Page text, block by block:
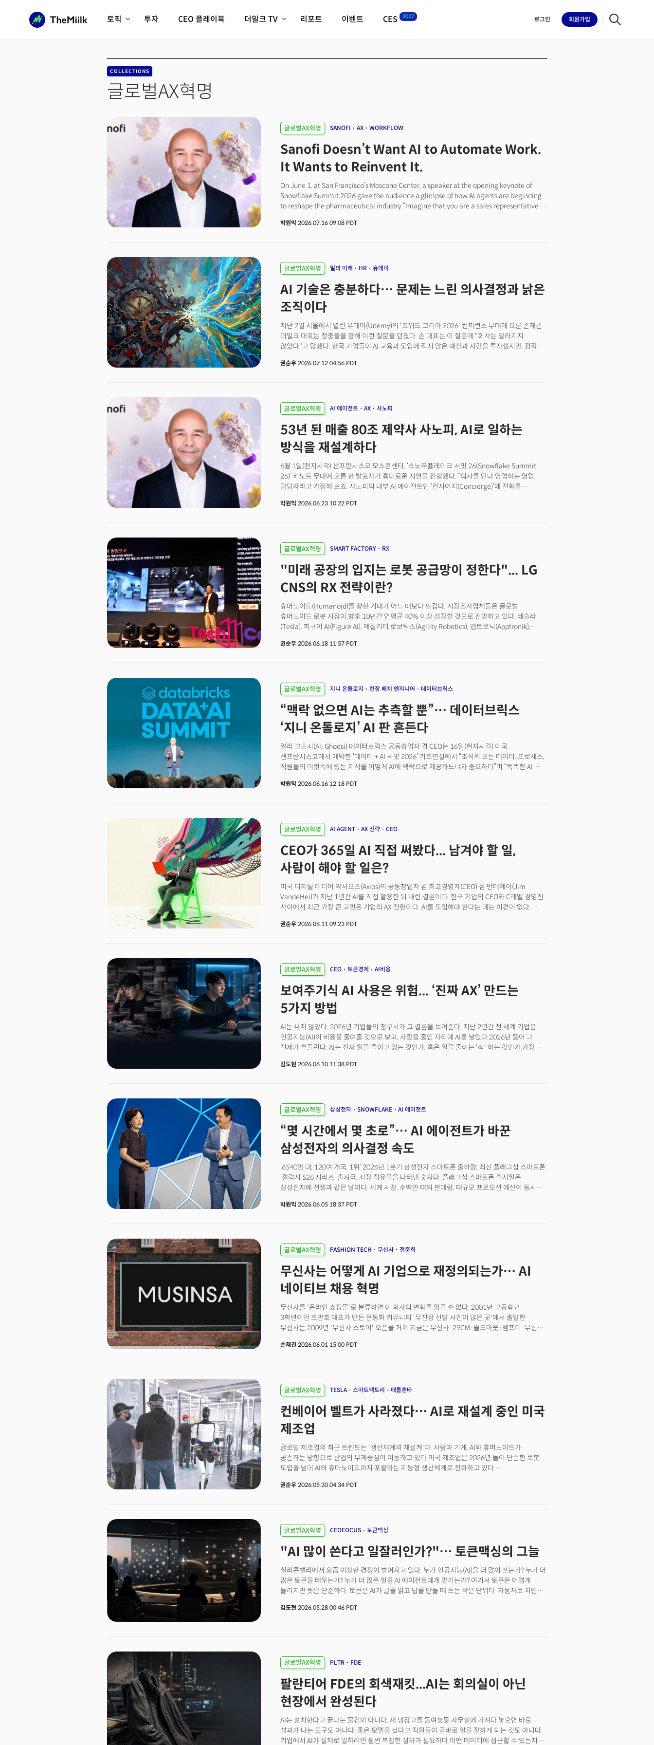
토픽
피지컬AI/로봇
AX비즈니스혁명
디지털자산
미래 교육/직업
전체 기사 보기
투자 CEO 플레이북 더밀크 TV
더밀크 아카데미
더웨이브/트렌드쇼
밸리토크
리포트 이벤트 CES 2027 로그인 회원가입
COLLECTIONS
글로벌AX혁명
글로벌AX혁명 SANOFI AX WORKFLOW
Sanofi Doesn’t Want AI to Automate Work.
It Wants to Reinvent It.
On June 1, at San Francisco’s Moscone Center, a speaker at the opening keynote of
Snowflake Summit 2026 gave the audience a glimpse of how AI agents are beginning
to reshape the pharmaceutical industry.“Imagine that you are a sales representative
President and Chief Digital Officer. “You call up Sanofi’s internal AI agent, Concierge,
and verification that once took hours could be completed in seconds through just a few
questions.The demonstration showcased Concierge for Field, an AI agent developed by
Sanofi in partnership with Snowflake. The tool gives Sanofi’s field representatives
immediate access to relevant information before they meet physicians or visit
healthcare institutions.Founded in France in 1973, Sanofi is one of the world’s largest
principal therapeutic areas include immunology, neurology, oncology, rare diseases
and vaccines. Dupixent, whose active ingredient is dupilumab, is one of its leading
medicines.What has drawn particular attention from the AI industry is not simply
Sanofi’s adoption of artificial intelligence, but the speed and scale of its
organization.Frenehard is one of the executives leading that transformation. Before
joining Sanofi, he led digital and technology initiatives in the media and
Asian streaming company iflix. At Sanofi, he has sought to embed a culture of
measurement, experimentation and rapid execution across the organization.As AI
transformation and enterprise agents become central issues for legacy companies,
The Miilk sat down with Frenehard in San Francisco to discuss what Sanofi is changing,
how it is approaching the transition and what other companies can learn from its
experience.Below is an edited transcript of the interview.
박원익 2026.07.16 09:08 PDT
글로벌AX혁명 일의 미래 HR 유데미
AI 기술은 충분하다… 문제는 느린 의사결정과 낡은
조직이다
지난 7일 서울에서 열린 유데미(Udemy)의 '포워드 코리아 2026' 컨퍼런스 무대에 오른 손재권
더밀크 대표는 청중들을 향해 이런 질문을 던졌다. 손 대표는 이 질문에 "회사는 달라지지
않았다"고 답했다. 한국 기업들이 AI 교육과 도입에 적지 않은 예산과 시간을 투자했지만, 정작
실행 방식은 여전히 과거의 틀을 벗어나지 못하고 있다는 것이다.손 대표는 최근 실리콘밸리에서
이날 유데미 비즈니스가 개최한 연례 HR·AI 콘퍼런스 'FWD Korea 2026'에서 '2026년,
실리콘밸리는 무엇에 올인하나'를 주제로 강연했다. 올해 행사의 주제는 '인간의 스킬, AI의
스케일(Human Skills, AI Scale)'. 우주연 유데미 비즈니스 코리아 대표를 비롯해 앤서니 살시토
코세라 SVP, 강병관 신한EZ손해보험 대표, 김홍기 서울대 교수 등이 무대에 올랐다.이번 행사는
유데미와 코세라(Coursera)의 통합 이후 한국에서 처음 열린 공식 행사다. 손 대표는
무게중심이 모델 개발에서 조직 혁신으로 이동하고 있는 배경을 설명했다. 🚀 더밀크 멤버십
가입하고 일의 미래 확인하기
권순우2026.07.12 04:56 PDT
글로벌AX혁명 AI 에이전트 AX 사노피
53년 된 매출 80조 제약사 사노피, AI로 일하는
방식을 재설계하다
6월 1일(현지시각) 샌프란시스코 모스콘센터. ‘스노우플레이크 서밋 26(Snowflake Summit
26)’ 키노트 무대에 오른 한 발표자가 흥미로운 시연을 진행했다. “의사를 만나 영업하는 영업
담당자라고 가정해 보죠. 사노피의 내부 AI 에이전트인 ‘컨시어지(Concierge)’에 전화를
라이브로 진행된 시연에서 사노피의 AI 에이전트 컨시어지는 의사의 처방 이력과 관심 진료 분야,
‘컨시어지 포 더 필드(Concierge for Field)’ 시연이었다. 세계 곳곳의 사노피 영업 담당자들은 이
에이전트로 의사·의료기관을 방문하기 직전 필요한 정보를 즉시 확인해 활용한다.사노피는
1973년 프랑스 파리에서 시작된 다국적 바이오파마 기업이다. 핵심 치료 영역은 면역학·신경학·
종양학·희귀질환·백신 분야로 아토피 피부염 치료제 듀피젠트(Dupixent·성분명 dupilumab)
등을 주력 제품으로 보유하고 있다. 제약사 사노피가 AI 업계의 주목을 받는 이유는 '스피드'
IT·데이터·AI·사이버보안·인프라·디지털 기능을 하나의 조직으로 통합했다. ‘AI 퍼스트
바이오파마’ 전략을 이끄는 사령탑이 바로 프렌하드 CDO다. 월트디즈니, 아이플릭스 등 미디어·
엔터테인먼트 산업에서 디지털 전환을 이끈 뒤 사노피에 합류한 그는, 측정과 실험의 문화를
조직에 이식하며 혁신을 주도하고 있다는 평가를 받는다. 레거시 기업의 AI 전환, AI 에이전트
박원익 2026.06.23 10:22 PDT
글로벌AX혁명 SMART FACTORY RX
"미래 공장의 입지는 로봇 공급망이 정한다"... LG
CNS의 RX 전략이란?
휴머노이드(Humanoid)를 향한 기대가 어느 때보다 뜨겁다. 시장조사업체들은 글로벌
휴머노이드 로봇 시장이 향후 10년간 연평균 40% 이상 성장할 것으로 전망하고 있다. 테슬라
(Tesla), 피규어 AI(Figure AI), 애질리티 로보틱스(Agility Robotics), 앱트로닉(Apptronik),
제조업과 물류업계에서는 고령화와 만성적인 인력 부족이 심화되면서 휴머노이드를 새로운
어느 수준의 생산성을 확보했는지, 또 언제부터 본격적인 경제성을 입증할 수 있을지가 업계의
핵심 관심사다.LG CNS 명창국 상무(물류·공장자동화·로봇 사업 담당)는 최근 서울 코엑스에서
열린 '테크콘 2026(TechCon 2026)'에서 이러한 기대와 현실의 간극을 현장 사례를 통해
설명했다. 이미 현장에서는 빠른 적용이 이뤄지고 있었다. 마켓컬리 김포 물류센터에는 바퀴를
장착한 휴머노이드가 실제 업무를 수행 중이다. 주문 상품을 담았던 빈 토트(Tote·운반 용기)를
전적으로 사람의 몫이었다. 휴머노이드가 생산 현장과 물류센터의 틈새 업무부터 하나씩
대체하기 시작했다는 점에서 의미있는 사례로 꼽힌다. 🚀 더밀크 멤버 가입하고 주 3~4회
뷰스레터 무료로 받아보기👉 컨베이어 벨트가 사라졌다… AI로 재설계 중인 미국 제조업
권순우2026.06.18 11:57 PDT
글로벌AX혁명 지니 온톨로지 현장 배치 엔지니어 데이터브릭스
“맥락 없으면 AI는 추측할 뿐”… 데이터브릭스
‘지니 온톨로지’ AI 판 흔든다
알리 고드시(Ali Ghodsi) 데이터브릭스 공동창업자 겸 CEO는 16일(현지시각) 미국
샌프란시스코에서 개막한 ‘데이터 + AI 서밋 2026’ 기조연설에서 “조직의 모든 데이터, 프로세스,
직원들의 머릿속에 있는 지식을 어떻게 AI에 맥락으로 제공하느냐가 중요하다”며 “똑똑한 AI
AI를 제대로 활용하지 못하고, AI 기반 혁신을 만들어 내지 못하는 가장 큰 병목은 ‘데이터 맥락
문제다. 예를 들어 회의록도 데이터이므로 모든 회의는 기록돼야 하고, 전사본이 만들어져야
한다”며 “이를 가능하게 하려면 프로세스를 재구성해야 한다. 데이터브릭스에는 현장 배치
엔지니어(FDE, Forward Deployed Engineer)들이 있어서 이런 재구성을 돕는다”고
했다. 오늘날 대부분의 엔터프라이즈(enterprise, 기업용) AI는 ‘자신감 넘치는 추측(guessing
with false confidence)’에 불과하다는 게 고드시 CEO의 지적이다. 충분한 맥락이 없는
것. 데이터브릭스는 이런 문제를 해결하기 위해 이날 새로운 기업용 AI 제품군을 대거 공개했다.
핵심은 세 가지다. 모든 임직원이 사용할 수 있는 AI 동료 ‘지니 원(Genie One)’, 누구나 자율형 AI
에이전트를 만들 수 있는 ‘지니 에이전트(Genie Agents)’, 그리고 이 둘의 두뇌 역할을 하는 맥락
엔진 ‘지니 온톨로지(Genie Ontology)’다.
박원익 2026.06.16 12:18 PDT
글로벌AX혁명 AI AGENT AX 전략 CEO
CEO가 365일 AI 직접 써봤다... 남겨야 할 일,
사람이 해야 할 일은?
미국 디지털 미디어 악시오스(Axios)의 공동창업자 겸 최고경영자(CEO) 짐 반데헤이(Jim
VandeHei)가 지난 1년간 AI를 직접 활용한 뒤 내린 결론이다. 한국 기업의 CEO와 C레벨 경영진
사이에서 최근 가장 큰 고민은 기업의 AX 전환이다. AI를 도입해야 한다는 데는 이견이 없다.
하는지에 대해서는 여전히 답을 찾는 과정에 있다. AI를 직원의 생산성을 높이는 도구로 활용하는
적용했고, 경영진에게도 AI 에이전트 활용을 요구했다. AI를 적극 활용한 CEO가 1년간의 실험
끝에 발견한 것은 기술의 한계보다 조직의 한계였다.그는 "AI는 보고서를 더 빨리 쓰게 만들고,
분석과 의사결정을 지원하며, 개인 생산성을 극적으로 높였다"고 말했다. 하지만 조직의
프로세스와 보고 체계, 의사결정 구조로 인해 그 효과가 마지막 단계에서 멈췄다. 개인은
빨라졌지만 조직은 여전히 느렸다는 것이다. 이런 결론은 반데헤이 개인의 경험에 그치지 않는다.
수천 개 기업을 분석한 보고서도 같은 맥락의 결론으로 이어졌다. AI 도입의 성패가 '조직'의
재설계로부터 시작된다는 것을 의미한다. 🚀 더밀크 멤버십 가입하고, AX 전환 사례 더 살펴보기
권순우2026.06.11 09:23 PDT
글로벌AX혁명 CEO 토큰경제 AI비용
보여주기식 AI 사용은 위험... ‘진짜 AX’ 만드는
5가지 방법
AI는 싸지 않았다. 2026년 기업들의 청구서가 그 결론을 보여준다. 지난 2년간 전 세계 기업은
인공지능(AI)이 비용을 줄여줄 것으로 보고, 사람을 줄인 자리에 AI를 넣었다.2026년 들어 그
전제가 흔들린다. AI는 진짜 일을 줄이고 있는 것인가, 혹은 일을 줄이는 '척' 하는 것인가.가장
우버가 그랬고, 마이크로소프트가 그랬고, AI 반도체를 파는 엔비디아도 같은 얘기를 했다.
김도현 2026.06.10 11:38 PDT
글로벌AX혁명 삼성전자 SNOWFLAKE AI 에이전트
“몇 시간에서 몇 초로”… AI 에이전트가 바꾼
삼성전자의 의사결정 속도
‘6540만 대, 120여 개국, 1위’ 2026년 1분기 삼성전자 스마트폰 출하량, 최신 플래그십 스마트폰
‘갤럭시 S26 시리즈’ 출시국, 시장 점유율을 나타낸 숫자다. 플래그십 스마트폰 출시일은
삼성전자에 전쟁과 같은 날이다. 세계 시장, 수백만 대의 판매량, 대규모 프로모션 예산이 동시에
수립해 의사결정에 활용하는 이유가 여기에 있다. 얼마나 빠르게 데이터를 취합하고
사례를 공개했다.
박원익 2026.06.05 18:37 PDT
글로벌AX혁명 FASHION TECH 무신사 전준희
무신사는 어떻게 AI 기업으로 재정의되는가… AI
네이티브 채용 혁명
무신사를 '온라인 쇼핑몰'로 분류하면 이 회사의 변화를 읽을 수 없다. 2001년 고등학교
3학년이던 조만호 대표가 만든 운동화 커뮤니티 '무진장 신발 사진이 많은 곳'에서 출발한
무신사는 2009년 '무신사 스토어' 오픈을 거쳐 지금은 무신사·29CM·솔드아웃·엠프티·무신사
그것이 아니다. 플랫폼 수수료, 자체 브랜드(무신사 스탠다드) 제품, 자회사 무신사 트레이딩의
아니라 '플랫폼 테크 컴퍼니'로 인정받을 수 있는가가 그 격차를 가르는 핵심 쟁점이다.이 맥락
위에서 2024년 말 합류한 인물이 전준희 CTO다. 그가 무신사로 옮긴 뒤 던진 첫 메시지는
단순했다. 무신사는 패션 회사가 아니라 AI 시대의 패션 테크 회사로 다시 태어나야 한다. 그리고
그 전환을 시작할 첫 번째 지점이 바로 '사람'이었다.
손재권 2026.06.01 15:00 PDT
글로벌AX혁명 TESLA 스마트팩토리 애틀랜타
컨베이어 벨트가 사라졌다… AI로 재설계 중인 미국
제조업
글로벌 제조업의 최근 트렌드는 '생산체계의 재설계'다. 사람과 기계, AI와 휴머노이드가
공존하는 방향으로 산업의 무게중심이 이동하고 있다.미국 제조업은 2026년 들어 단순한 로봇
도입을 넘어 AI와 휴머노이드까지 포괄하는 지능형 생산체계로 진화하고 있다.
산업용 로봇 1만 3700대를 설치해 전년 대비 10.7% 증가했으며, 제조업 전반의 로봇 밀도는 1만
전망됐다. 결국 기계로의 대체가 아닌 인간과 기계의 협업이 핵심이다.휴머노이드도 더 이상 먼
미래의 이야기가 아니다. 글로벌 로봇 스타트업들은 1만 5000~3만 달러 수준의 보급형 산업용
휴머노이드 출시를 준비 중이다. BMW는 피규어 AI와 손잡고 자동차 조립 라인에 휴머노이드를
투입했고, 메르세데스-벤츠는 앱트로닉의 '아폴로'를 3D 작업에 시범 배치해 운영 효율성을
검증하고 있다.실제 미국 조지아주 사바나에 있는 LG의 배터리 공장에서는 기존 제조업의 상징
같던 컨베이어 라인이 빠르게 사라지고 있다. 대신 공장 안을 움직이는 것은 자율이동로봇(AMR)
과 모바일 셔틀이다. 사람이 사용하던 대차를 그대로 활용하고, 작업자가 오르내리던 계단을
기존 제조 환경 자체를 AI 기반으로 전환하는 흐름이다.최근 코트라 애틀랜타 무역관(관장
수집하고, 연결하고, 운영 최적화에 활용할 수 있는지로 이동하기 시작했다는 의미다. 🚀 더밀크
멤버 가입하고 주 3~4회 뷰스레터 무료로 받아보기👉 월마트의 AX 전략: 실패는 빨랐고, 피봇은
더 빨랐다
권순우2026.05.30 04:34 PDT
글로벌AX혁명 CEOFOCUS 토큰맥싱
"AI 많이 쓴다고 일잘러인가?"… 토큰맥싱의 그늘
실리콘밸리에서 요즘 이상한 경쟁이 벌어지고 있다. 누가 인공지능(AI)을 더 많이 쓰는가? 누가 더
많은 토큰을 태우는가? 누가 더 많은 일을 AI 에이전트에게 맡기는가? 여기서 토큰은 어렵게
들리지만 뜻은 단순하다. 토큰은 AI가 글을 읽고 답을 만들 때 쓰는 작은 단위다. 자동차로 치면
많이 들어간다.그래서 토큰을 많이 썼다는 말은 AI를 많이 돌렸다는 뜻이다. 하지만 여기서
김도현 2026.05.28 00:46 PDT
글로벌AX혁명 PLTR FDE
팔란티어 FDE의 회색재킷...AI는 회의실이 아닌
현장에서 완성된다
AI는 설치한다고 끝나는 물건이 아니다. 새 냉장고를 들여놓듯 사무실에 가져다 놓으면 바로
성과가 나는 도구도 아니다. 좋은 모델을 샀다고 직원들이 곧바로 일을 잘하게 되는 것도 아니다.
기업에서 AI가 실제로 일하려면 훨씬 복잡한 절차가 필요하다.어떤 데이터에 접근할 수 있는지